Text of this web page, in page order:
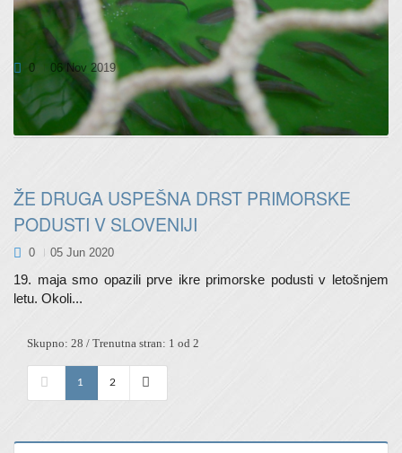
OKREPITEV PLEMENSKE JATE PRIMORSKIH
PODUSTI V SLOVENIJI
0 06 Nov 2019
Junija 2018 smo v Sloveniji vzpostavili prvo plemensko jato
primorskih podusti, ki je štela 380...
ŽE DRUGA USPEŠNA DRST PRIMORSKE
PODUSTI V SLOVENIJI
0 05 Jun 2020
19. maja smo opazili prve ikre primorske podusti v letošnjem
letu. Okoli...
Skupno: 28 / Trenutna stran: 1 od 2
1 2